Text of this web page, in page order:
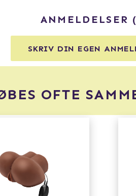
ANMELDELSER
SKRIV DIN EGEN
OFTE